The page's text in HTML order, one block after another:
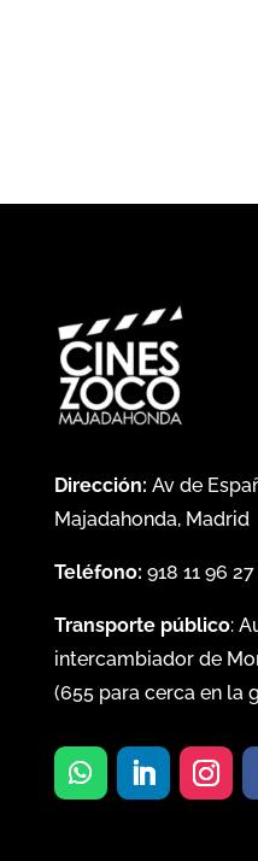
Dirección: Av de
Majadahonda, Madrid
Teléfono: 918 11 96 27
Transporte público:
intercambiador de
(655para cerca en la